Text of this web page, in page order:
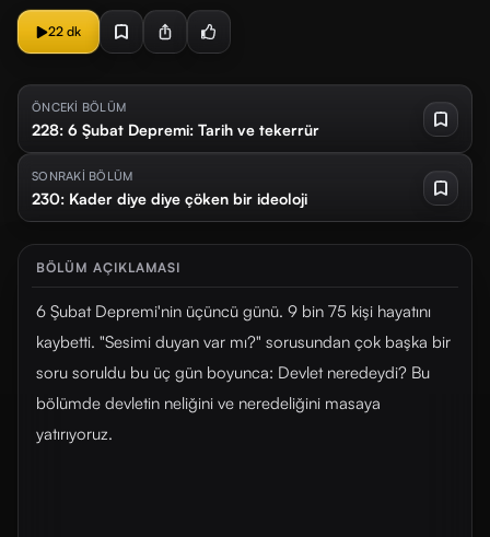
22 dk
ÖNCEKİ BÖLÜM
228: 6 Şubat Depremi: Tarih ve tekerrür
SONRAKİ BÖLÜM
230: Kader diye diye çöken bir ideoloji
BÖLÜM AÇIKLAMASI
6 Şubat Depremi'nin üçüncü günü. 9 bin 75 kişi hayatını
kaybetti. "Sesimi duyan var mı?" sorusundan çok başka bir
soru soruldu bu üç gün boyunca: Devlet neredeydi? Bu
bölümde devletin neliğini ve neredeliğini masaya
yatırıyoruz.